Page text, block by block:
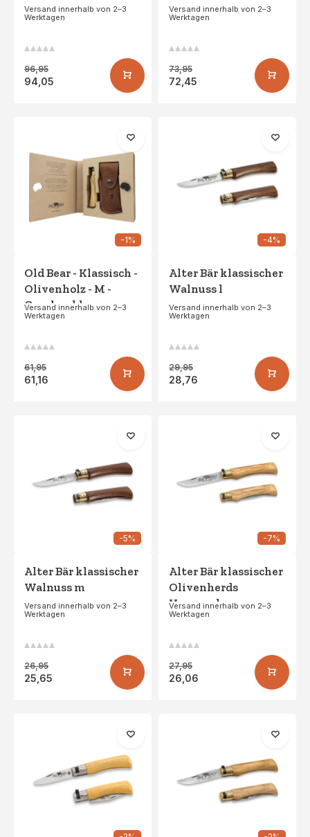
Versand innerhalb von 2–3
Werktagen
96,95
94,05
Versand innerhalb von 2–3
Werktagen
73,95
72,45
-1%
Old Bear - Klassisch -
Olivenholz - M -
Geschenkbox
Versand innerhalb von 2–3
Werktagen
61,95
61,16
-4%
Alter Bär klassischer
Walnuss l
Versand innerhalb von 2–3
Werktagen
29,95
28,76
-5%
Alter Bär klassischer
Walnuss m
Versand innerhalb von 2–3
Werktagen
26,95
25,65
-7%
Alter Bär klassischer
Olivenherds
Hangsack
Versand innerhalb von 2–3
Werktagen
27,95
26,06